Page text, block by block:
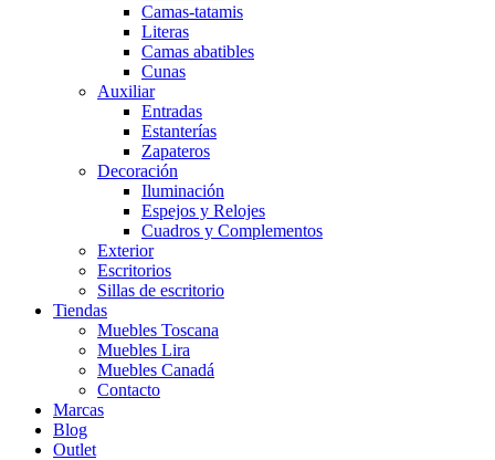
Camas-tatamis
Literas
Camas abatibles
Cunas
Auxiliar
Entradas
Estanterías
Zapateros
Decoración
Iluminación
Espejos y Relojes
Cuadros y Complementos
Exterior
Escritorios
Sillas de escritorio
Tiendas
Muebles Toscana
Muebles Lira
Muebles Canadá
Contacto
Marcas
Blog
Outlet